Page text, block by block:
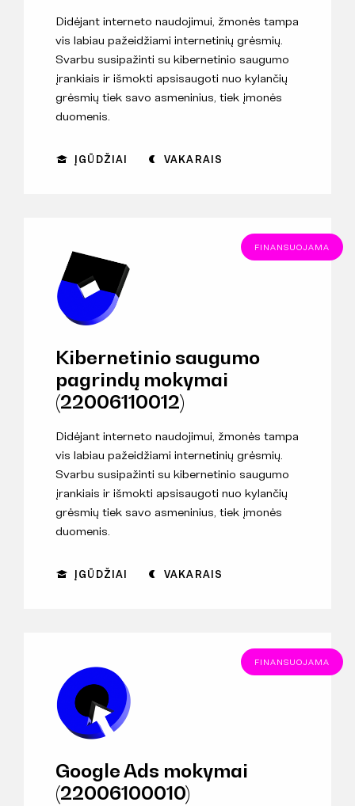
Didėjant interneto naudojimui, žmonės tampa
vis labiau pažeidžiami internetinių grėsmių.
Svarbu susipažinti su kibernetinio saugumo
įrankiais ir išmokti apsisaugoti nuo kylančių
grėsmių tiek savo asmeninius, tiek įmonės
duomenis.
ĮGŪDŽIAI VAKARAIS
FINANSUOJAMA
Kibernetinio saugumo
pagrindų mokymai
(22006110012)
Didėjant interneto naudojimui, žmonės tampa
vis labiau pažeidžiami internetinių grėsmių.
Svarbu susipažinti su kibernetinio saugumo
įrankiais ir išmokti apsisaugoti nuo kylančių
grėsmių tiek savo asmeninius, tiek įmonės
duomenis.
ĮGŪDŽIAI VAKARAIS
FINANSUOJAMA
Google Ads mokymai
(22006100010)